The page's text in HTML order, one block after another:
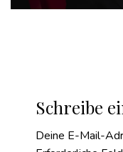
Schreibe
Deine E-Mail-